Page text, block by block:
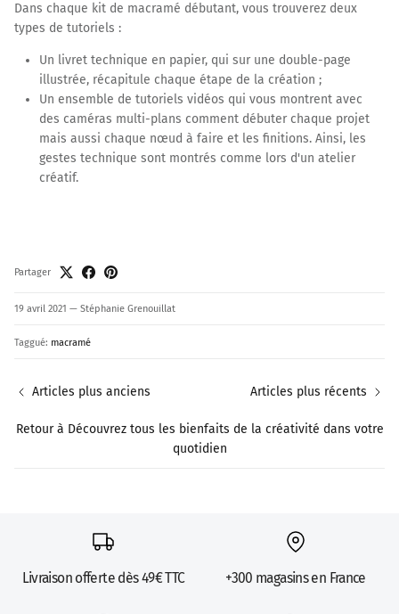
Dans chaque kit de macramé débutant, vous trouverez deux
types de tutoriels :
Un livret technique en papier, qui sur une double-page
illustrée, récapitule chaque étape de la création ;
Un ensemble de tutoriels vidéos qui vous montrent avec
des caméras multi-plans comment débuter chaque projet
mais aussi chaque nœud à faire et les finitions. Ainsi, les
gestes technique sont montrés comme lors d'un atelier
créatif.
Partager
19 avril 2021 — Stéphanie Grenouillat
Taggué: macramé
Articles plus anciens
Retour à Découvrez tous les bienfaits de la créativité dans votre
quotidien
Articles plus récents
Livraison offerte dès 49€ TTC +300 magasins en France